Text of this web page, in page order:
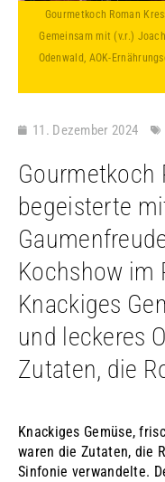
Gourmetkoch Roman
Gemeinsam mit (v.r.)
Odenwald, AOK-
11. Dezember 2024
Gourmetkoch
begeisterte
Kochshow im
Knackiges
und leckeres
Zutaten, die
Knackiges Gemüse,
waren die Zutaten, die
Sinfonie verwandelte.